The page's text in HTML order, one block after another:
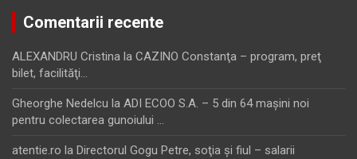
Comentarii recente
ALEXANDRU Cristina la CAZINO Constanţa – program, preţ
bilet, facilităţi…
Gheorghe Nedelcu la ADI ECOO S.A. – 5 din 64 maşini noi
pentru colectarea gunoiului …
atentie.ro la Directorul Gogu Petre, soţia şi fiul – salarii